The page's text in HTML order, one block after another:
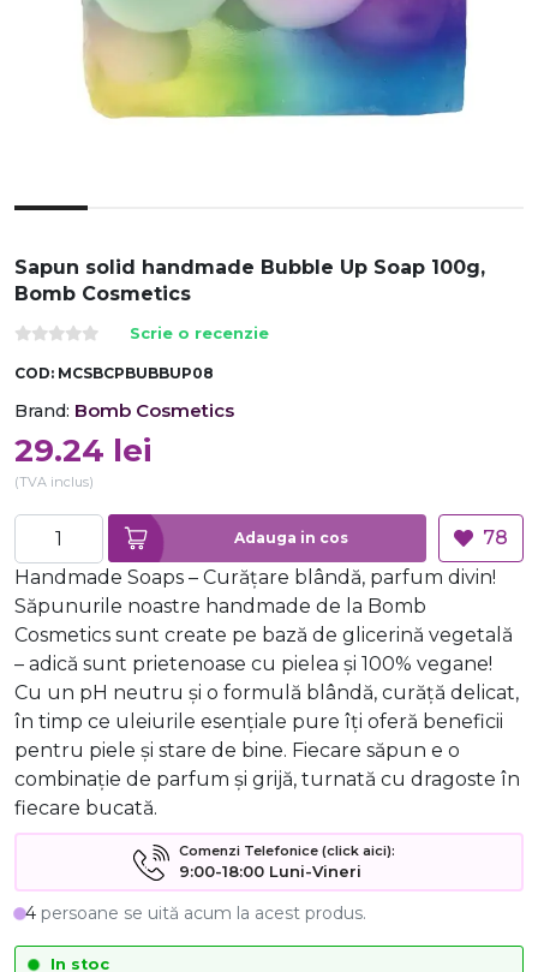
Sapun solid handmade Bubble Up Soap 100g,
Bomb Cosmetics
Scrie o recenzie
COD: MCSBCPBUBBUP08
Brand: Bomb Cosmetics
29.24 lei
(TVA inclus)
Adauga in cos
78
Handmade Soaps – Curățare blândă, parfum divin!
Săpunurile noastre handmade de la Bomb
Cosmetics sunt create pe bază de glicerină vegetală
– adică sunt prietenoase cu pielea și 100% vegane!
Cu un pH neutru și o formulă blândă, curăță delicat,
în timp ce uleiurile esențiale pure îți oferă beneficii
pentru piele și stare de bine. Fiecare săpun e o
combinație de parfum și grijă, turnată cu dragoste în
fiecare bucată.
Comenzi Telefonice (click aici):
9:00-18:00 Luni-Vineri
4 persoane se uită acum la acest produs.
In stoc